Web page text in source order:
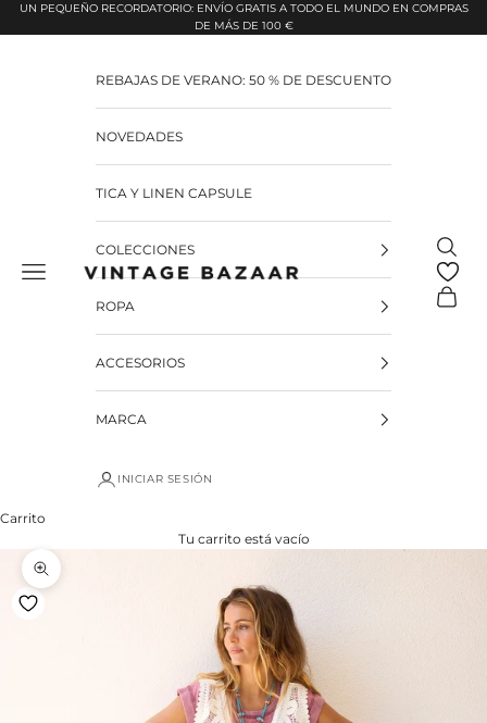
Pular para o conteúdo
UN PEQUEÑO RECORDATORIO: ENVÍO GRATIS A TODO EL MUNDO EN COMPRAS
DE MÁS DE 100 €
Vintage Bazaar
REBAJAS DE VERANO: 50 % DE DESCUENTO
NOVEDADES
TICA Y LINEN CAPSULE
COLECCIONES
ROPA
ACCESORIOS
MARCA
INICIAR SESIÓN
Carrito
Tu carrito está vacío
Zoom na imagem